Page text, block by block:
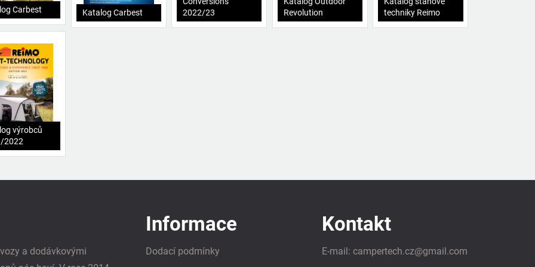
Carbest Katalog Carbest
2022/23
Revolution
techniky Reimo
výrobců
2022
a dodávkovými
Informace
Dodací podmínky
Kontakt
E-mail: campertech.cz@gmail.com